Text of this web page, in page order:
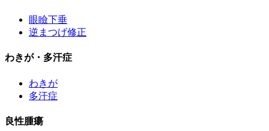
眼瞼下垂
逆まつげ修正
わきが・多汗症
わきが
多汗症
良性腫瘍